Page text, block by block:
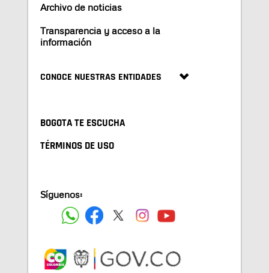
Archivo de noticias
Transparencia y acceso a la
información
CONOCE NUESTRAS ENTIDADES
BOGOTA TE ESCUCHA
TÉRMINOS DE USO
Síguenos: